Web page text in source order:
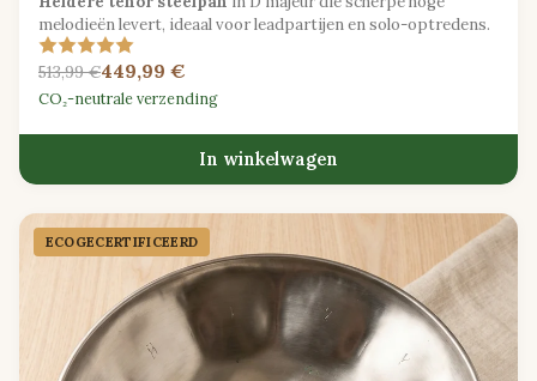
melodieën levert, ideaal voor leadpartijen en solo-optredens.
513,99 €449,99 €
CO₂-neutrale verzending
In winkelwagen
ECOGECER­TIFICEERD